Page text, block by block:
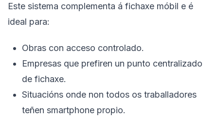
Este sistema complementa á fichaxe móbil e é
ideal para:
Obras con acceso controlado.
Empresas que prefiren un punto centralizado
de fichaxe.
Situacións onde non todos os traballadores
teñen smartphone propio.